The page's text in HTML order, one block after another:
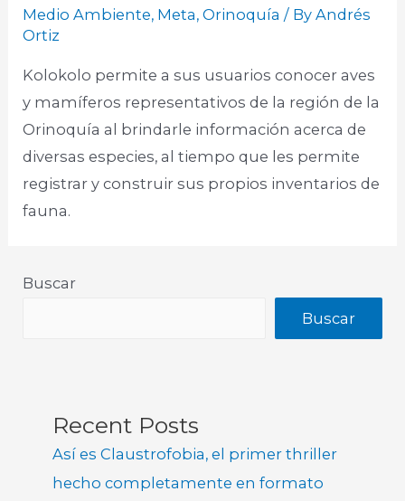
Medio Ambiente, Meta,Orinoquía / ByAndrés
Ortiz
Kolokolo permite a sus usuarios conocer aves
y mamíferos representativos de la región de la
Orinoquía al brindarle información acerca de
diversas especies, al tiempo que les permite
registrar y construir sus propios inventarios de
fauna. ​
Buscar
Buscar
Recent Posts
Así es Claustrofobia, el primer thriller
hecho completamente en formato